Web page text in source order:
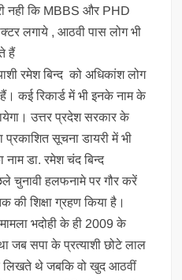
नही कि MBBS और PHD
लगाये , आठवी पास लोग भी
हैं
रमेश बिन्द को अधिकांश लोग
कई रिकार्ड में भी इनके नाम के
उत्तर प्रदेश सरकार के
प्रकाशित सूचना डायरी में भी
डा. रमेश चंद बिन्द
चुनावी हलफनामे पर गौर करें
की शिक्षा ग्रहण किया है।
भदोही के ही 2009 के
जब सपा के प्रत्याशी छोटे लाल
लिखते थे जबकि वो खुद आठवीं